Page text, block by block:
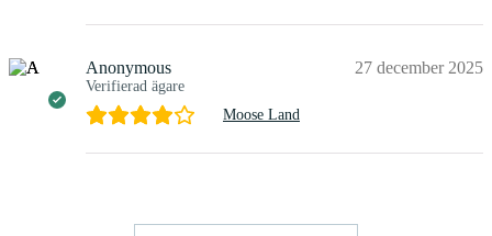
Anonymous
Verifierad ägare
27 december 2025
Moose Land